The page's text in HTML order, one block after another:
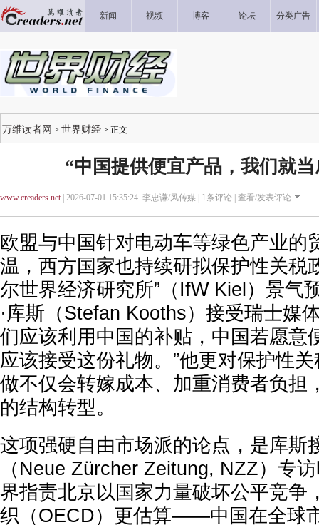
新闻 视频 博客 论坛 分类广告
万维读者网 > 世界财经 > 正文
“中国提供便宜产品，我们就
www.creaders.net| 2026-07-01 15:35:24 李忠谦/风传媒 | 1条评论 | 查看/发表评论
欧盟与中国针对电动车等绿色产业的
温，西方国家也持续研拟保护性关税
尔世界经济研究所”（IfW Kiel）景气
·库斯（Stefan Kooths）接受瑞士媒
们应该利用中国的补贴，中国若愿意
应该接受这份礼物。”他更对保护性
做不仅会转嫁成本、加重消费者负担
的结构转型。
这项强硬自由市场派的论点，是库斯
（Neue Zürcher Zeitung, NZZ）专
界指责北京以国家力量破坏公平竞争
织（OECD）更估算——中国在全球